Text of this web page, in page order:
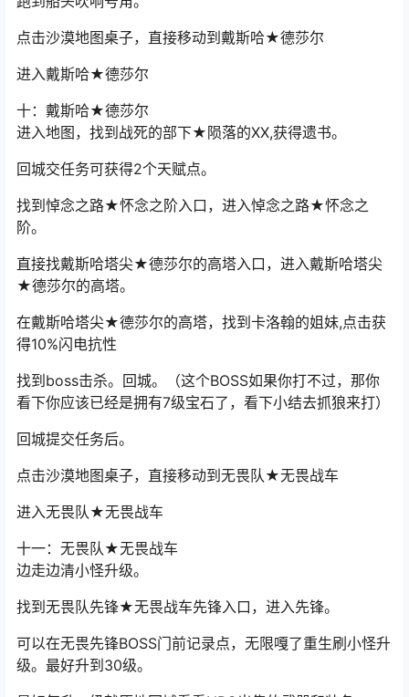
点击沙漠地图桌子，直接移动到戴斯哈★德莎尔
进入戴斯哈★德莎尔
十：戴斯哈★德莎尔
进入地图，找到战死的部下★陨落的XX,获得遗书。
回城交任务可获得2个天赋点。
找到悼念之路★怀念之阶入口，进入悼念之路★怀念之
阶。
直接找戴斯哈塔尖★德莎尔的高塔入口，进入戴斯哈塔尖
★德莎尔的高塔。
在戴斯哈塔尖★德莎尔的高塔，找到卡洛翰的姐妹,点击获
得10%闪电抗性
找到boss击杀。回城。（这个BOSS如果你打不过，那你
看下你应该已经是拥有7级宝石了，看下小结去抓狼来打）
回城提交任务后。
点击沙漠地图桌子，直接移动到无畏队★无畏战车
进入无畏队★无畏战车
十一：无畏队★无畏战车
边走边清小怪升级。
找到无畏队先锋★无畏战车先锋入口，进入先锋。
可以在无畏先锋BOSS门前记录点，无限嘎了重生刷小怪升
级。最好升到30级。
最好每升一级就原地回城看看NPC出售的武器和装备。